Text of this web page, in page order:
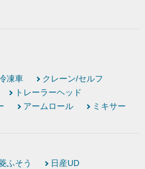
凍車
クレーン/セルフ
トレーラーヘッド
アームロール
ミキサー
ふそう 日産UD